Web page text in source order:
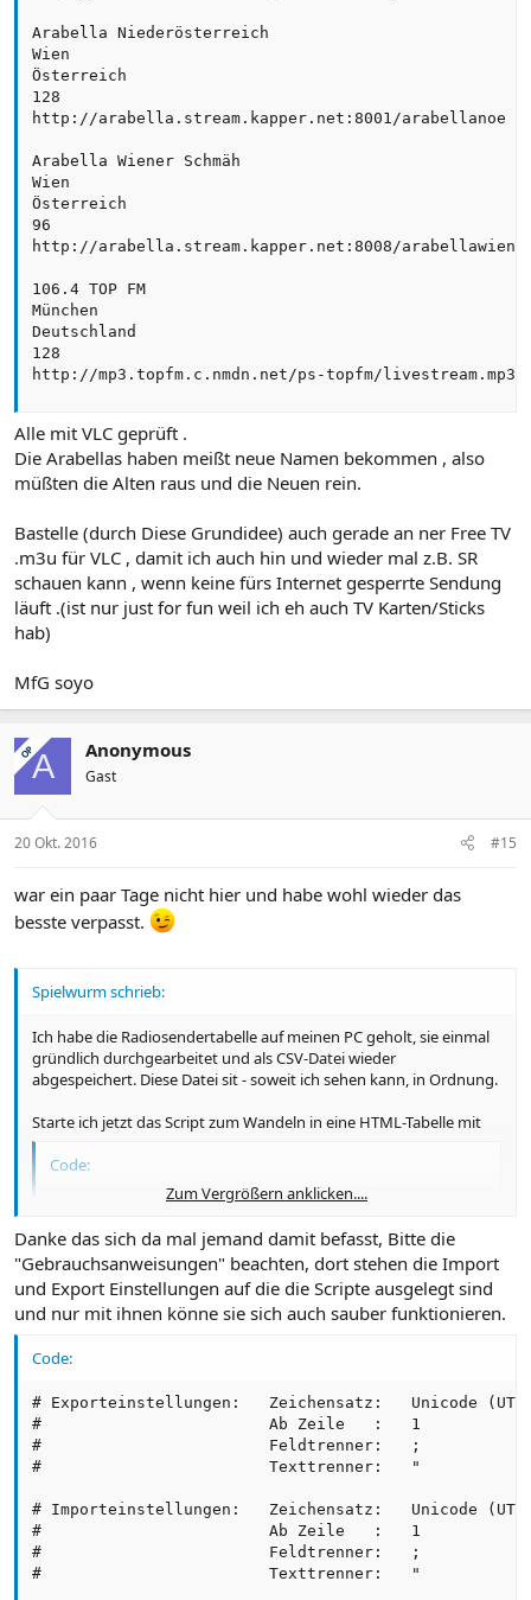
Arabella Niederösterreich
Wien
Österreich
128
http://arabella.stream.kapper.net:8001/arabellanoe
Arabella Wiener Schmäh
Wien
Österreich
96
http://arabella.stream.kapper.net:8008/
106.4 TOP FM
München
Deutschland
128
http://mp3.topfm.c.nmdn.net/ps-topfm/livestream.mp3
Alle mit VLC geprüft .
Die Arabellas haben meißt neue Namen bekommen , also
müßten die Alten raus und die Neuen rein.
Bastelle (durch Diese Grundidee) auch gerade an ner Free TV
.m3u für VLC , damit ich auch hin und wieder mal z.B. SR
schauen kann , wenn keine fürs Internet gesperrte Sendung
läuft .(ist nur just for fun weil ich eh auch TV Karten/Sticks
hab)
MfG soyo
OPA Anonymous
Gast
20 Okt. 2016 #15
war ein paar Tage nicht hier und habe wohl wieder das
besste verpasst.
Spielwurm schrieb:
Ich habe die Radiosendertabelle auf meinen PC geholt, sie einmal
gründlich durchgearbeitet und als CSV-Datei wieder
abgespeichert. Diese Datei sit - soweit ich sehen kann, in Ordnung.
Starte ich jetzt das Script zum Wandeln in eine HTML-Tabelle mit
Code:
hartmut@Jupiter:~/bin> ./Radiosender-
dann kommt da ohne Fehlermeldung eine HTML-Tabelle raus, die
leer ist.
Die CSV-Datei ist hier:
Zum Vergrößern anklicken....
Danke das sich da mal jemand damit befasst, Bitte die
"Gebrauchsanweisungen" beachten, dort stehen die Import
und Export Einstellungen auf die die Scripte ausgelegt sind
und nur mit ihnen könne sie sich auch sauber funktionieren.
Code:
# Exporteinstellungen:   Zeichensatz:   Unicode
#                        Ab Zeile   :   1
#                        Feldtrenner:   ;
#                        Texttrenner:   "
# Importeinstellungen:   Zeichensatz:   Unicode
#                        Ab Zeile   :   1
#                        Feldtrenner:   ;
#                        Texttrenner:   "